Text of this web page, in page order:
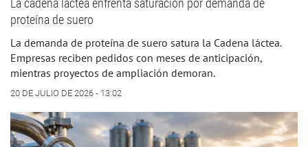
La cadena láctea enfrenta saturación por demanda de
proteína de suero
La demanda de proteína de suero satura la Cadena láctea.
Empresas reciben pedidos con meses de anticipación,
mientras proyectos de ampliación demoran.
20 DE JULIO DE 2026 - 13:02